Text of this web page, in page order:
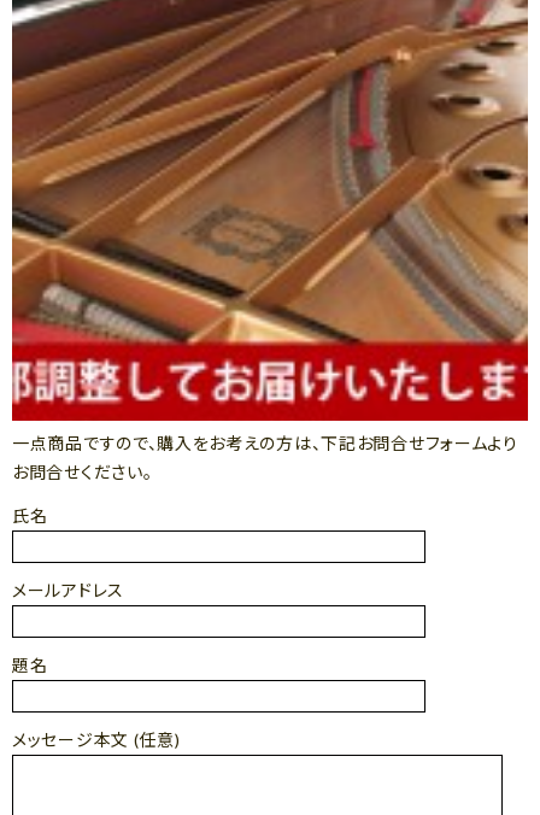
一点商品ですので、購入をお考えの方は、下記お問合せフォームより
お問合せください。
氏名
メールアドレス
題名
メッセージ本文 (任意)